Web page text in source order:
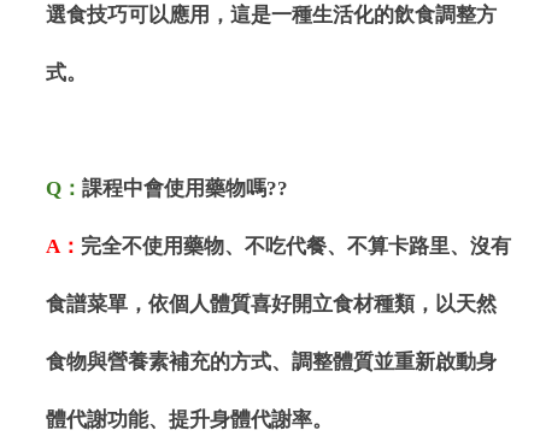
選食技巧可以應用，這是一種生活化的飲食調整方
式。
Q ：課程中會使用藥物嗎??
A： 完全不使用藥物、不吃代餐、不算卡路里、沒有
食譜菜單，依個人體質喜好開立食材種類，以天然
食物與營養素補充的方式、調整體質並重新啟動身
體代謝功能、提升身體代謝率。